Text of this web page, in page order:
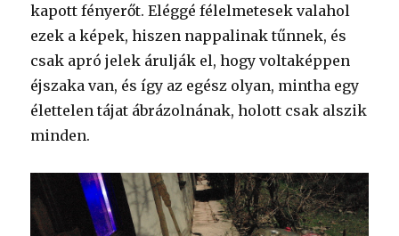
kapott fényerőt. Eléggé félelmetesek valahol
ezek a képek, hiszen nappalinak tűnnek, és
csak apró jelek árulják el, hogy voltaképpen
éjszaka van, és így az egész olyan, mintha egy
élettelen tájat ábrázolnának, holott csak alszik
minden.